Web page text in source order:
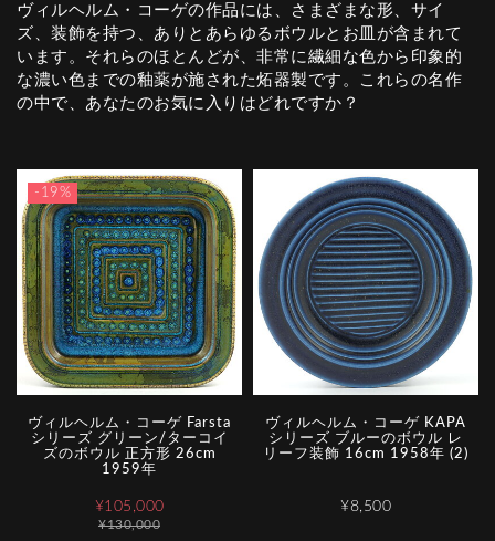
ヴィルヘルム・コーゲの作品には、さまざまな形、サイ
ズ、装飾を持つ、ありとあらゆるボウルとお皿が含まれて
います。それらのほとんどが、非常に繊細な色から印象的
な濃い色までの釉薬が施された炻器製です。これらの名作
の中で、あなたのお気に入りはどれですか？
-19%
ヴィルヘルム・コーゲ Farsta
シリーズ グリーン/ターコイ
ズのボウル 正方形 26cm
1959年
¥130,000
¥105,000
ヴィルヘルム・コーゲ KAPA
シリーズ ブルーのボウル レ
リーフ装飾 16cm 1958年 (2)
¥8,500